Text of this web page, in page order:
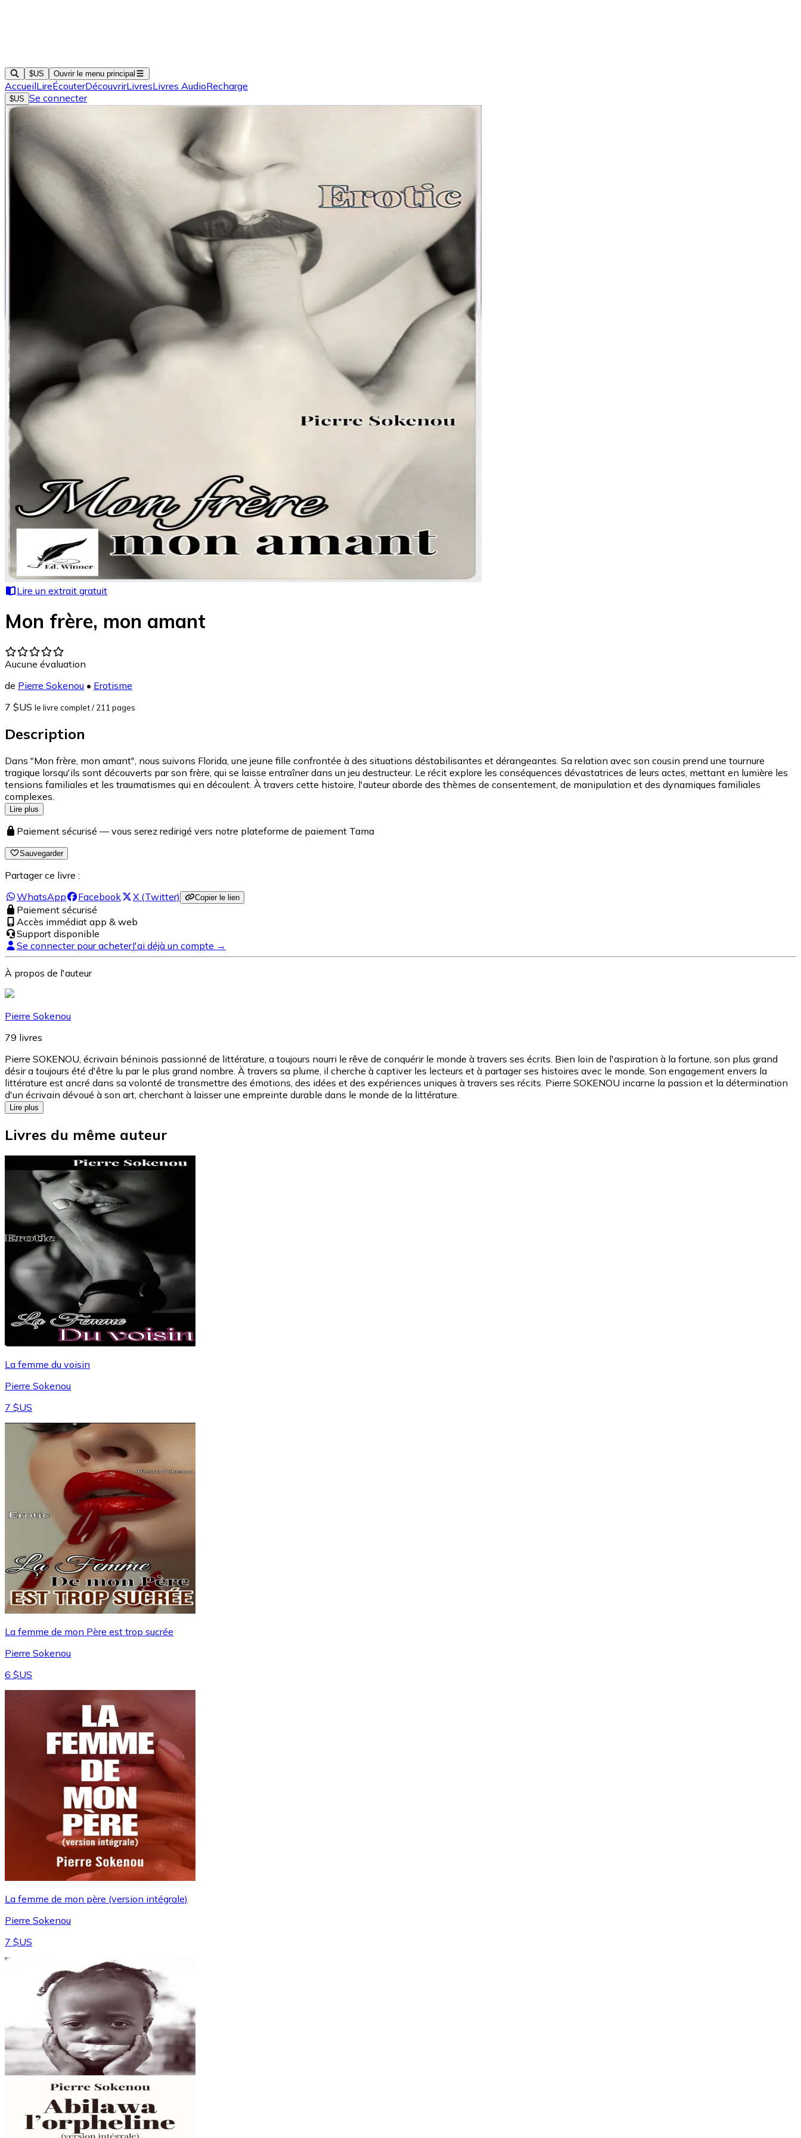
$US Ouvrir le menu principal
AccueilLireÉcouterDécouvrirLivresLivres AudioRecharge
$US Se connecter
Lire un extrait gratuit
Mon frère, mon amant
Aucune évaluation
de Pierre Sokenou • Erotisme
7 $US le livre complet/ 211 pages
Description
Dans "Mon frère, mon amant", nous suivons Florida, une jeune fille confrontée à des situations déstabilisantes et dérangeantes. Sa relation avec son cousin prend une tournure
tragique lorsqu'ils sont découverts par son frère, qui se laisse entraîner dans un jeu destructeur. Le récit explore les conséquences dévastatrices de leurs actes, mettant en lumière les
tensions familiales et les traumatismes qui en découlent. À travers cette histoire, l'auteur aborde des thèmes de consentement, de manipulation et des dynamiques familiales
complexes.
Lire plus
Paiement sécurisé — vous serez redirigé vers notre plateforme de paiement Tama
Sauvegarder
Partager ce livre :
WhatsApp
Facebook X (Twitter) Copier le lien
Paiement sécurisé
Accès immédiat app & web
Support disponible
Se connecter pour acheterJ'ai déjà un compte →
À propos de l'auteur
Pierre Sokenou
79 livres
Pierre SOKENOU, écrivain béninois passionné de littérature, a toujours nourri le rêve de conquérir le monde à travers ses écrits. Bien loin de l'aspiration à la fortune, son plus grand
désir a toujours été d'être lu par le plus grand nombre. À travers sa plume, il cherche à captiver les lecteurs et à partager ses histoires avec le monde. Son engagement envers la
littérature est ancré dans sa volonté de transmettre des émotions, des idées et des expériences uniques à travers ses récits. Pierre SOKENOU incarne la passion et la détermination
d'un écrivain dévoué à son art, cherchant à laisser une empreinte durable dans le monde de la littérature.
Lire plus
Livres du même auteur
La femme du voisin
Pierre Sokenou
7 $US
La femme de mon Père est trop sucrée
Pierre Sokenou
6 $US
La femme de mon père (version intégrale)
Pierre Sokenou
7 $US